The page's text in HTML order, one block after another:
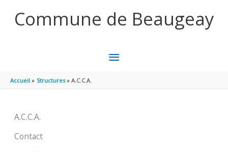
Commune de Beaugeay
MENU
Accueil Structures A.C.C.A.
A.C.C.A.
Contact